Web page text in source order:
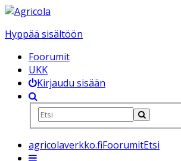
Hyppää sisältöön
Foorumit
UKK
Kirjaudu sisään
agricolaverkko.fiFoorumitEtsi